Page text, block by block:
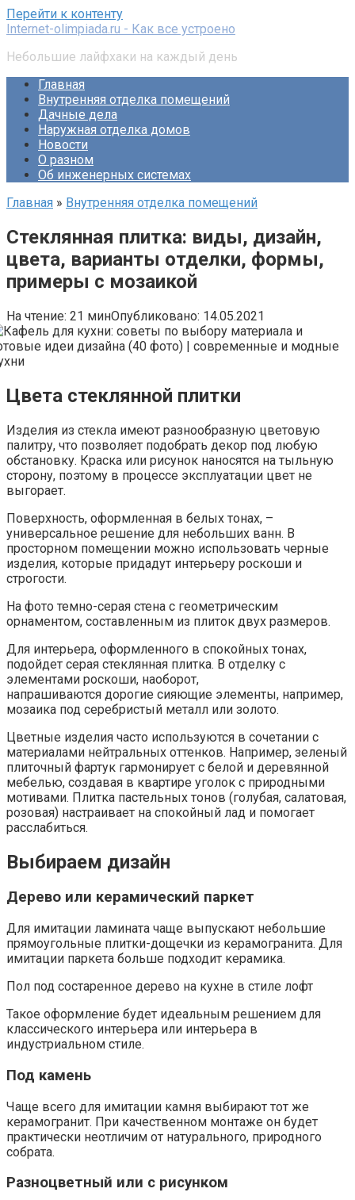
Перейти к контенту
Internet-olimpiada.ru - Как все устроено
Небольшие лайфхаки на каждый день
Главная
Внутренняя отделка помещений
Дачные дела
Наружная отделка домов
Новости
О разном
Об инженерных системах
Главная » Внутренняя отделка помещений
Стеклянная плитка: виды, дизайн,
цвета, варианты отделки, формы,
примеры с мозаикой
На чтение: 21 минОпубликовано: 14.05.2021
Цвета стеклянной плитки
Изделия из стекла имеют разнообразную цветовую
палитру, что позволяет подобрать декор под любую
обстановку. Краска или рисунок наносятся на тыльную
сторону, поэтому в процессе эксплуатации цвет не
выгорает.
Поверхность, оформленная в белых тонах, –
универсальное решение для небольших ванн. В
просторном помещении можно использовать черные
изделия, которые придадут интерьеру роскоши и
строгости.
На фото темно-серая стена с геометрическим
орнаментом, составленным из плиток двух размеров.
Для интерьера, оформленного в спокойных тонах,
подойдет серая стеклянная плитка. В отделку с
элементами роскоши, наоборот,
напрашиваются дорогие сияющие элементы, например,
мозаика под серебристый металл или золото.
Цветные изделия часто используются в сочетании с
материалами нейтральных оттенков. Например, зеленый
плиточный фартук гармонирует с белой и деревянной
мебелью, создавая в квартире уголок с природными
мотивами. Плитка пастельных тонов (голубая, салатовая,
розовая) настраивает на спокойный лад и помогает
расслабиться.
Выбираем дизайн
Дерево или керамический паркет
Для имитации ламината чаще выпускают небольшие
прямоугольные плитки-дощечки из керамогранита. Для
имитации паркета больше подходит керамика.
Пол под состаренное дерево на кухне в стиле лофт
Такое оформление будет идеальным решением для
классического интерьера или интерьера в
индустриальном стиле.
Под камень
Чаще всего для имитации камня выбирают тот же
керамогранит. При качественном монтаже он будет
практически неотличим от натурального, природного
собрата.
Разноцветный или с рисунком